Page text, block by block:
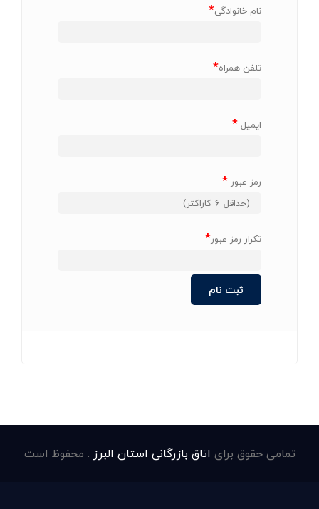
نام خانوادگی*
تلفن همراه*
ایمیل*
رمز عبور *
تکرار رمز عبور*
تمامی حقوق برای اتاق بازرگانی استان البرز . محفوظ است